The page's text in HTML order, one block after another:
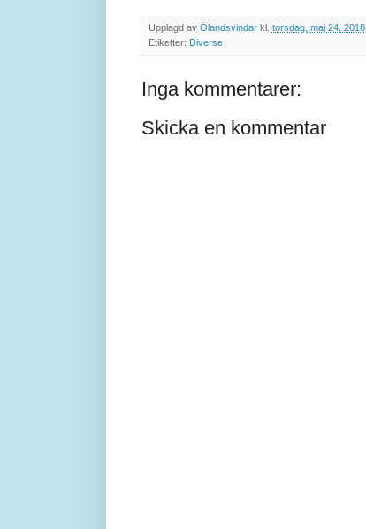
Upplagd av Ölandsvindar kl. torsdag, maj 24, 2018
Etiketter: Diverse
Inga kommentarer:
Skicka en kommentar